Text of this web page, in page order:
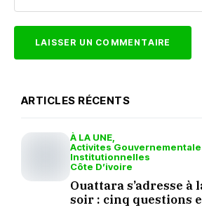
ARTICLES RÉCENTS
À LA UNE
Activites
Institutionnelles
Côte D’ivoire
Ouattara s’adresse à
soir : cinq questions